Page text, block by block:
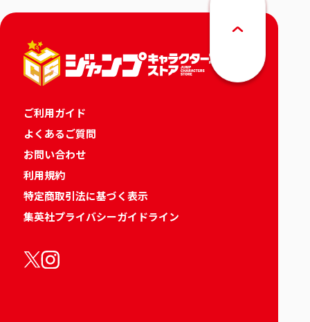
ご利用ガイド
よくあるご質問
お問い合わせ
利用規約
特定商取引法に基づく表示
集英社プライバシーガイドライン